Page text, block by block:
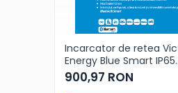
Incarcator de retea
Energy Blue Smart IP65
Charger 24/8 + DC
connector
900,97 RON